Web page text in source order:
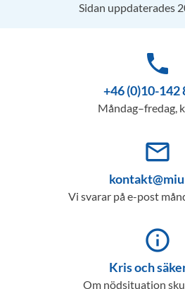
Sidan uppdaterades
phone
+46 (0)10-142
Måndag–fredag,
mail_outline
Vi svarar på e-post
info_outline
Kris och
Om nödsituation